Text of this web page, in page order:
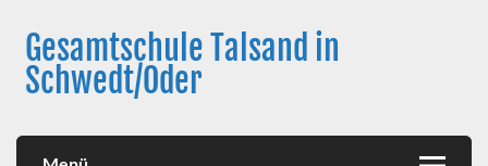
contentGesamtschule Talsand in
Schwedt/Oder